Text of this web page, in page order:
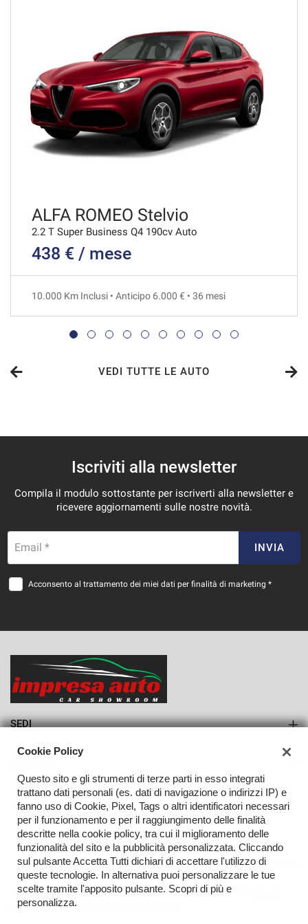
597€/mese
36 Mesi
VEDI
605€/mese
VEDI
608€/mese
36 Mesi
VEDI
648€/mese
36 Mesi
36 Mesi
VEDI
ALFA ROMEO Stelvio
2.2 T Super Business Q4 190cv Auto
438 € / mese
10.000 Km Inclusi • Anticipo 6.000 € • 36 mesi
VEDI TUTTE LE AUTO
Iscriviti alla newsletter
Compila il modulo sottostante per iscriverti alla newsletter e
ricevere aggiornamenti sulle nostre novità.
Email * INVIA
Acconsento al trattamento dei miei dati per finalità di marketing *
SEDI
Azienda
Contatti
TORNA IN CIMA
Copyright © 2026 Impresa Auto Srl - P.IVA 02923240648 -
l'informativa sulla privacy
Cookie Policy
Questo sito e gli strumenti di terze parti in esso integrati
trattano dati personali (es. dati di navigazione o indirizzi IP) e
fanno uso di Cookie, Pixel, Tags o altri identificatori necessari
per il funzionamento e per il raggiungimento delle finalità
descritte nella cookie policy, tra cui il miglioramento delle
funzionalità del sito e la pubblicità personalizzata. Cliccando
sul pulsante Accetta Tutti dichiari di accettare l'utilizzo di
queste tecnologie. In alternativa puoi personalizzare le tue
scelte tramite l'apposito pulsante. Scopri di più e
personalizza.